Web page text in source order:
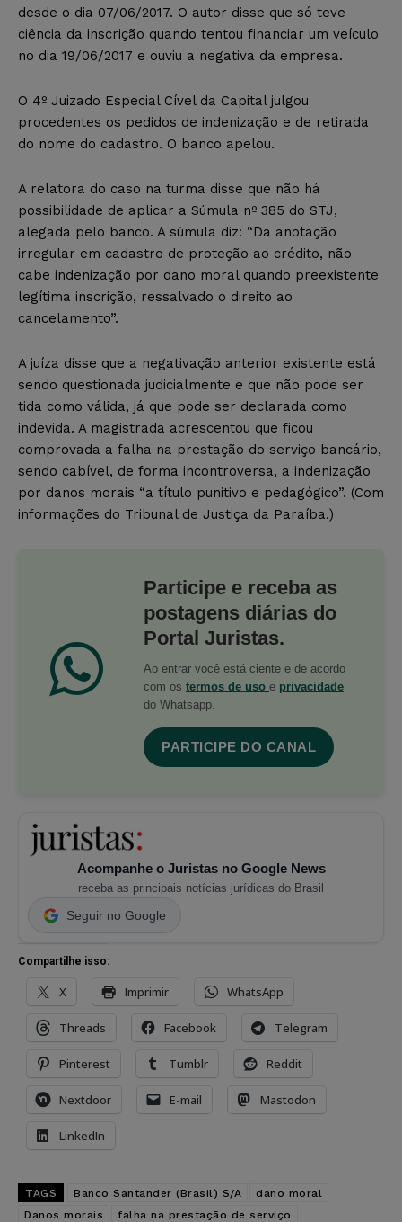
desde o dia 07/06/2017. O autor disse que só teve
ciência da inscrição quando tentou financiar um veículo
no dia 19/06/2017 e ouviu a negativa da empresa.
O 4º Juizado Especial Cível da Capital julgou
procedentes os pedidos de indenização e de retirada
do nome do cadastro. O banco apelou.
A relatora do caso na turma disse que não há
possibilidade de aplicar a Súmula nº 385 do STJ,
alegada pelo banco. A súmula diz: “Da anotação
irregular em cadastro de proteção ao crédito, não
cabe indenização por dano moral quando preexistente
legítima inscrição, ressalvado o direito ao
cancelamento”.
A juíza disse que a negativação anterior existente está
sendo questionada judicialmente e que não pode ser
tida como válida, já que pode ser declarada como
indevida. A magistrada acrescentou que ficou
comprovada a falha na prestação do serviço bancário,
sendo cabível, de forma incontroversa, a indenização
por danos morais “a título punitivo e pedagógico”. (Com
informações do Tribunal de Justiça da Paraíba.)
Participe e receba as
postagens diárias do
Portal Juristas.
Ao entrar você está ciente e de acordo
com os termos de uso e privacidade
do Whatsapp.
PARTICIPE DO CANAL
Acompanhe o Juristas no Google News
receba as principais notícias jurídicas do Brasil
Seguir no Google
Compartilhe isso:
X Imprimir WhatsApp
Threads Facebook Telegram
Pinterest Tumblr Reddit
Nextdoor E-mail Mastodon
LinkedIn
TAGS Banco Santander (Brasil) S/A
dano moral
Danos morais
falha na prestação de serviço